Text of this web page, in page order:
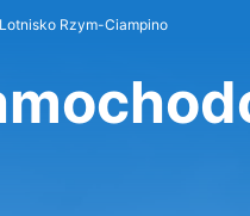
Lotnisko Rzym-Ciampino